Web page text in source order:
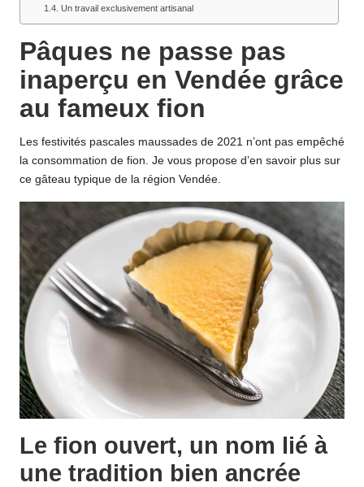
Un travail exclusivement artisanal
Pâques ne passe pas
inaperçu en Vendée grâce
au fameux fion
Les festivités pascales maussades de 2021 n’ont pas empêché
la consommation de fion. Je vous propose d’en savoir plus sur
ce gâteau typique de la région Vendée.
Le fion ouvert, un nom lié à
une tradition bien ancrée